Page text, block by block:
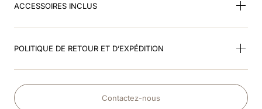
ACCESSOIRES INCLUS
POLITIQUE DE RETOUR ET D’EXPÉDITION
Contactez-nous